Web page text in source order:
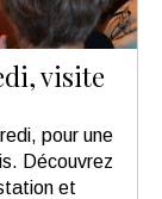
visite
pour une
Découvrez
et